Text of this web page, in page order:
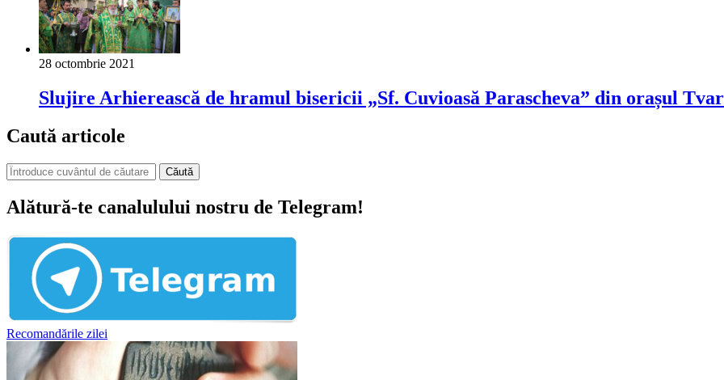
28 octombrie 2021
Slujire Arhierească de hramul bisericii „Sf. Cuvioasă Parascheva” din orașul
Caută articole
Căută
Alătură-te canalulului nostru de Telegram!
Recomandările zilei